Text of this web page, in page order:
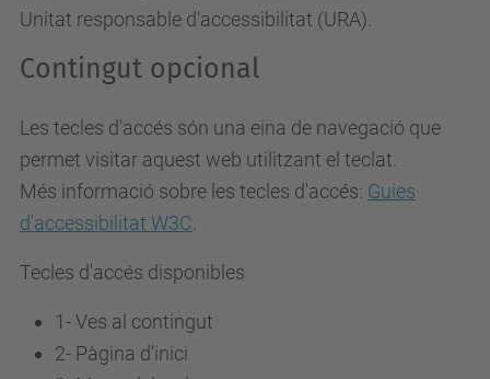
Unitat responsable d'accessibilitat (URA).
Contingut opcional
Les tecles d'accés són una eina de navegació que
permet visitar aquest web utilitzant el teclat.
Més informació sobre les tecles d'accés: Guies
d'accessibilitat W3C
Tecles d'accés disponibles
1- Ves al contingut
2- Pàgina d'inici